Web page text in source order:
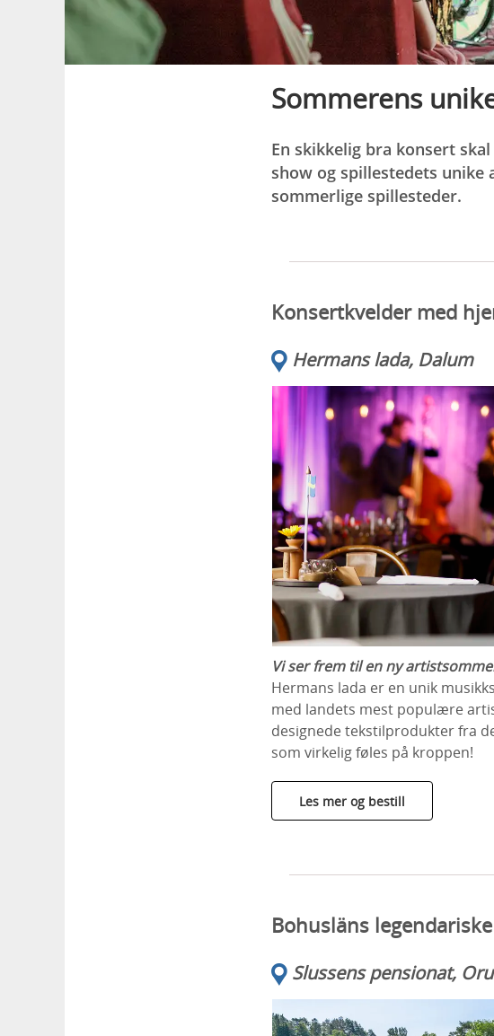
Sommerens
En skikkelig bra konsert
show og spillestedets
sommerlige spillesteder.
Konsertkvelder med
Hermans lada, Dalum
Vi ser frem til en ny
Hermans lada er en unik
med landets mest populære
designede tekstilprodukter fra
som virkelig føles på kroppen!
Les mer og bestill
Bohusläns
Slussens pensionat,